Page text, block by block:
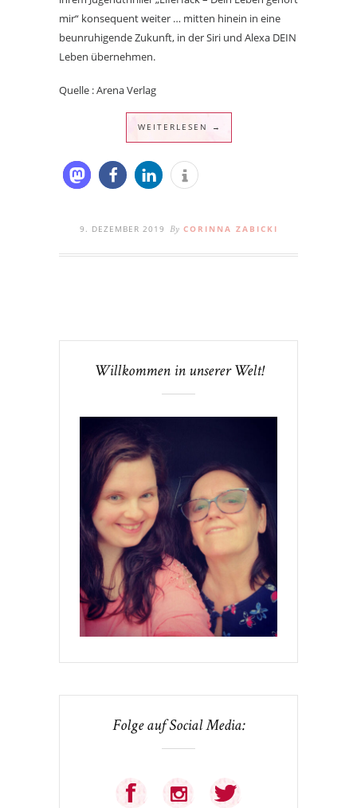
mir“ konsequent weiter … mitten hinein in eine
beunruhigende Zukunft, in der Siri und Alexa DEIN
Leben übernehmen.
Quelle : Arena Verlag
WEITERLESEN →
9. DEZEMBER 2019 By CORINNA ZABICKI
Willkommen in unserer Welt!
Folge auf Social Media: